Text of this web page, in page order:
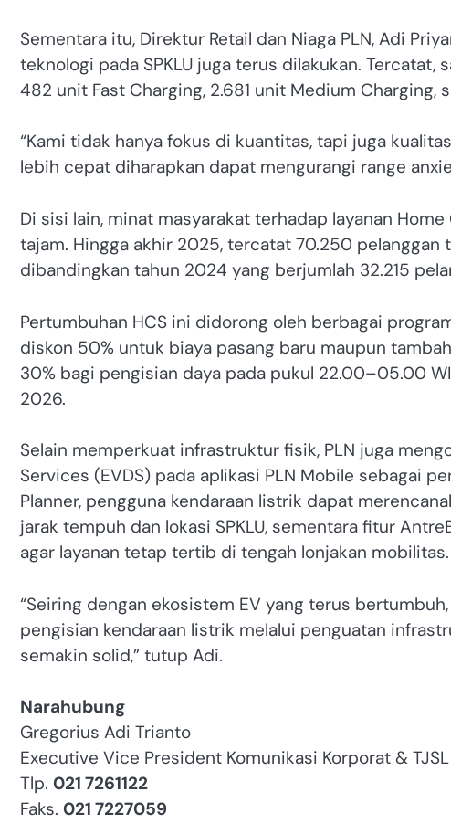
Sementara itu, Direktur Retail dan Niaga PLN, Adi
teknologi pada SPKLU juga terus dilakukan.
482 unit Fast Charging, 2.681 unit Medium Charging,
“Kami tidak hanya fokus di kuantitas, tapi juga
lebih cepat diharapkan dapat mengurangi range
Di sisi lain, minat masyarakat terhadap layanan
tajam. Hingga akhir 2025, tercatat 70.250 pelanggan
dibandingkan tahun 2024 yang berjumlah 32.215
Pertumbuhan HCS ini didorong oleh berbagai
diskon 50% untuk biaya pasang baru maupun
30% bagi pengisian daya pada pukul 22.00–05.00
2026.
Selain memperkuat infrastruktur fisik, PLN juga
Services (EVDS) pada aplikasi PLN Mobile sebagai
Planner, pengguna kendaraan listrik dapat
jarak tempuh dan lokasi SPKLU, sementara fitur
agar layanan tetap tertib di tengah lonjakan mobilitas.
“Seiring dengan ekosistem EV yang terus
pengisian kendaraan listrik melalui penguatan
semakin solid,” tutup Adi.
Narahubung
Gregorius Adi Trianto
Executive Vice President Komunikasi Korporat & TJSL
Tlp. 021 7261122
Faks. 021 7227059